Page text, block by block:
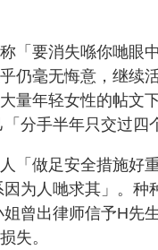
「要消失喺你哋眼
仍毫无悔意，继续
量年轻女性的帖文
分手半年只交过四
「做足安全措施好
为人哋求其」。种
曾出律师信予H先
失。